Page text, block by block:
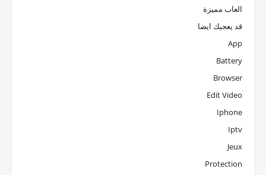
العاب مميزة
قد يعجبك ايضا
App
Battery
Browser
Edit Video
Iphone
Iptv
Jeux
Protection